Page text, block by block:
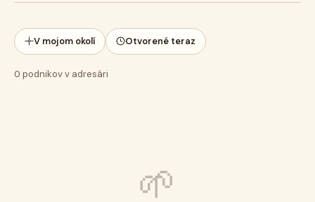
V mojom okolí Otvorené teraz
0 podnikov v adresári
🌱